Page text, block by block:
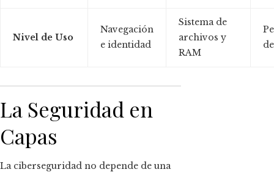
Nivel de Uso
Navegación
e identidad
Sistema de
archivos y
RAM
La Seguridad en
Capas
La ciberseguridad no depende de una